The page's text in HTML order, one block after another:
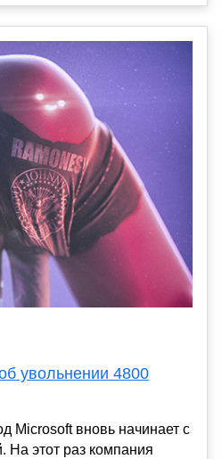
увольнении 4800
Microsoft вновь начинает с
На этот раз компания